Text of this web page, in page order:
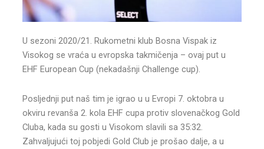
U sezoni 2020/21. Rukometni klub Bosna Vispak iz
Visokog se vraća u evropska takmičenja – ovaj put u
EHF European Cup (nekadašnji Challenge cup).
Posljednji put naš tim je igrao u u Evropi 7. oktobra u
okviru revanša 2. kola EHF cupa protiv slovenačkog Gold
Cluba, kada su gosti u Visokom slavili sa 35:32.
Zahvaljujući toj pobjedi Gold Club je prošao dalje, a u